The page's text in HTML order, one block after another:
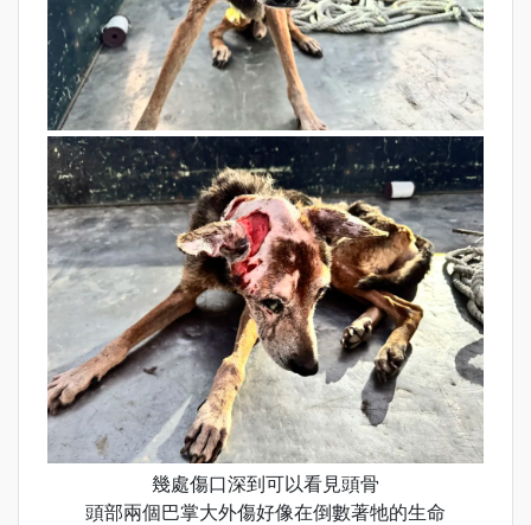
幾處傷口深到可以看見頭骨
頭部兩個巴掌大外傷好像在倒數著牠的生命